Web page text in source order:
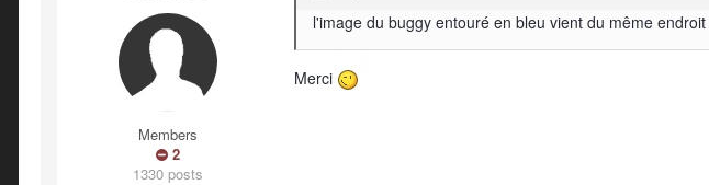
Members
2
1330 posts
l'image du buggy entouré en bleu vient du même
Merci